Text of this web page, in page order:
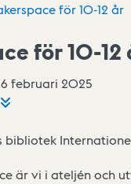
för 10-12 år
för 10-12
februari 2025
bibliotek
är vi i ateljén och